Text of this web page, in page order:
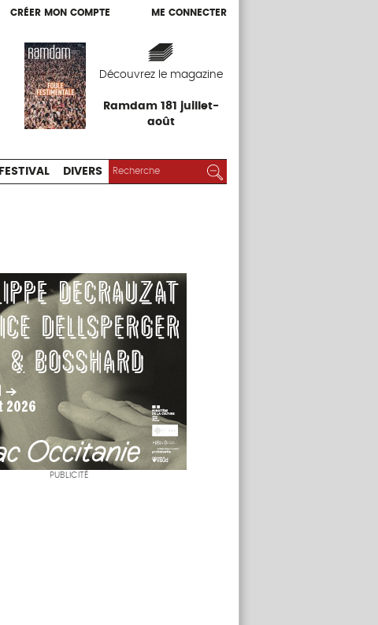
CRÉER MON COMPTE ME CONNECTER
Découvrez le magazine
Ramdam 181 juillet-
août
CRÉER MON COMPTE ME CONNECTER
EXPOS
FESTIVAL DIVERS RECHERCHER :
PUBLICITÉ